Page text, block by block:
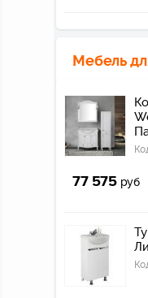
Мебель
77 575 руб